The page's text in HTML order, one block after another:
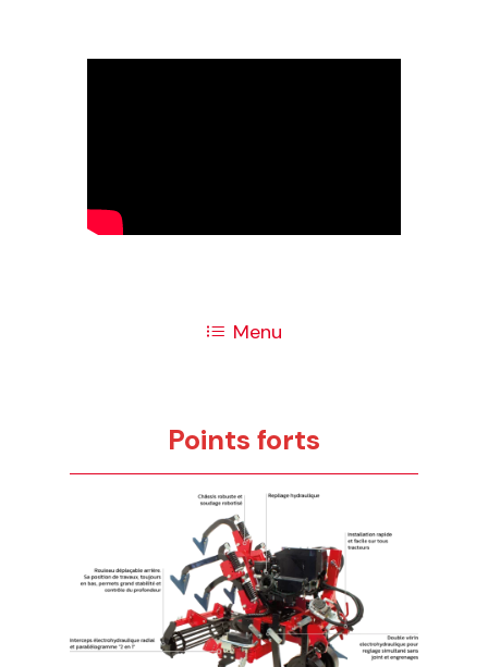
Menu
Points forts